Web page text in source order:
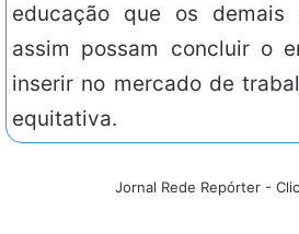
educação que os demais
assim possam concluir o
inserir no mercado de
equitativa.
Jornal Rede Repórter -